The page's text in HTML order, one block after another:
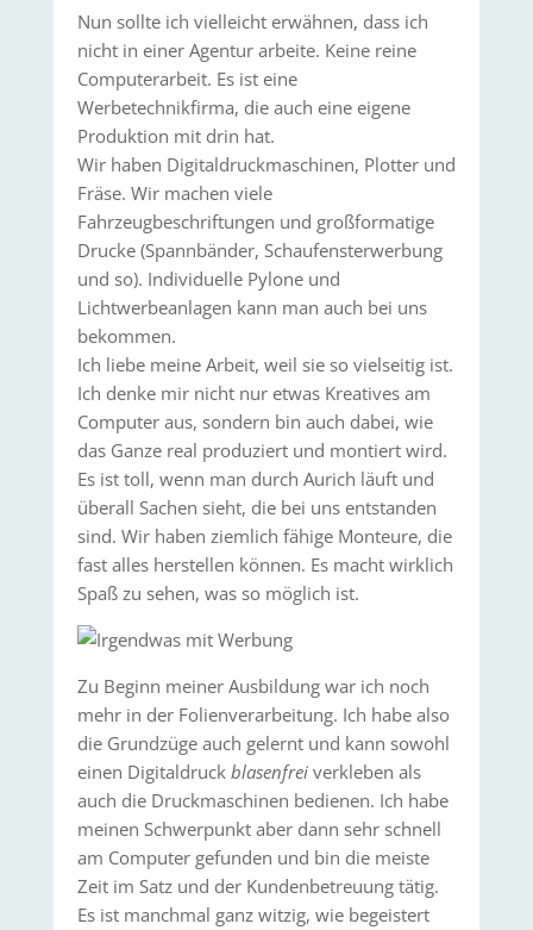
Nun sollte ich vielleicht erwähnen, dass ich
nicht in einer Agentur arbeite. Keine reine
Computerarbeit. Es ist eine
Werbetechnikfirma, die auch eine eigene
Produktion mit drin hat.
Wir haben Digitaldruckmaschinen, Plotter und
Fräse. Wir machen viele
Fahrzeugbeschriftungen und großformatige
Drucke (Spannbänder, Schaufensterwerbung
und so). Individuelle Pylone und
Lichtwerbeanlagen kann man auch bei uns
bekommen.
Ich liebe meine Arbeit, weil sie so vielseitig ist.
Ich denke mir nicht nur etwas Kreatives am
Computer aus, sondern bin auch dabei, wie
das Ganze real produziert und montiert wird.
Es ist toll, wenn man durch Aurich läuft und
überall Sachen sieht, die bei uns entstanden
sind. Wir haben ziemlich fähige Monteure, die
fast alles herstellen können. Es macht wirklich
Spaß zu sehen, was so möglich ist.
Zu Beginn meiner Ausbildung war ich noch
mehr in der Folienverarbeitung. Ich habe also
die Grundzüge auch gelernt und kann sowohl
einen Digitaldruck blasenfreiverkleben als
auch die Druckmaschinen bedienen. Ich habe
meinen Schwerpunkt aber dann sehr schnell
am Computer gefunden und bin die meiste
Zeit im Satz und der Kundenbetreuung tätig.
Es ist manchmal ganz witzig, wie begeistert